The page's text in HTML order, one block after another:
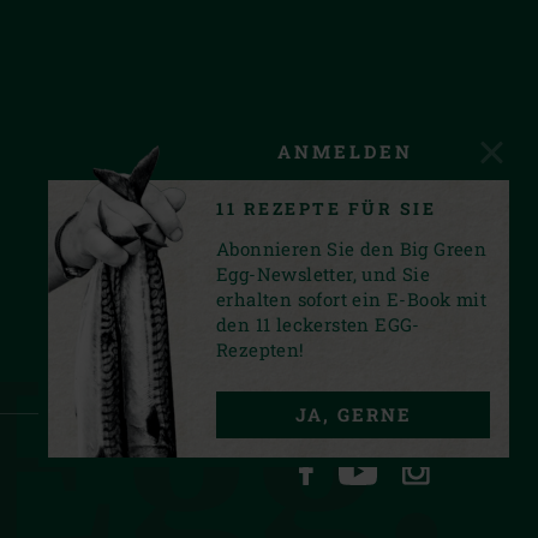
FACEBOOKYOUTUBE
ANMELDEN
11 REZEPTE FÜR SIE
Abonnieren Sie den Big Green
Egg-Newsletter, und Sie
erhalten sofort ein E-Book mit
den 11 leckersten EGG-
Rezepten!
JA, GERNE